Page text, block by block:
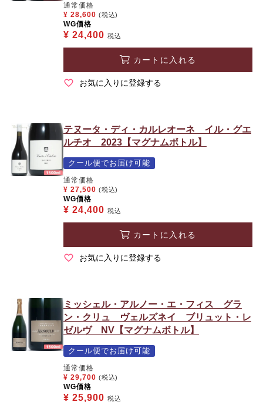
通常価格
¥ 28,600 (税込)
WG価格
¥ 24,400 税込
カートに入れる
お気に入りに登録する
テヌータ・ディ・カルレオーネ イル・グエ
ルチオ 2023【マグナムボトル】
クール便でお届け可能
通常価格
¥ 27,500 (税込)
WG価格
¥ 24,400 税込
カートに入れる
お気に入りに登録する
ミッシェル・アルノー・エ・フィス グラ
ン・クリュ ヴェルズネイ ブリュット・レ
ゼルヴ NV【マグナムボトル】
クール便でお届け可能
通常価格
¥ 29,700 (税込)
WG価格
¥ 25,900 税込